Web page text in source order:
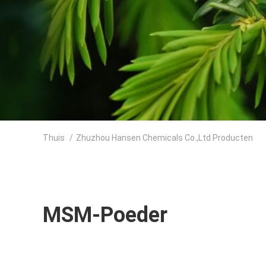
Thuis / Zhuzhou Hansen Chemicals Co.,Ltd Producten
MSM-Poeder